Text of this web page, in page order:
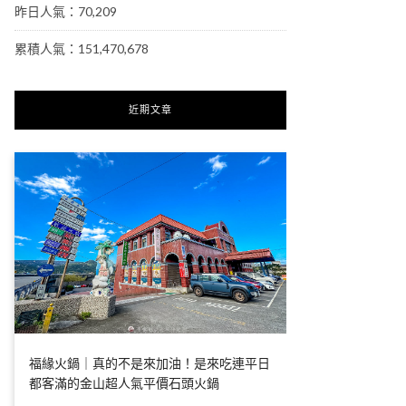
昨日人氣：70,209
累積人氣：151,470,678
近期文章
福緣火鍋｜真的不是來加油！是來吃連平日
都客滿的金山超人氣平價石頭火鍋